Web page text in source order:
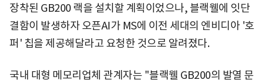
장착된 GB200 랙을 설치할 계획이었으나, 블랙웰에 잇단
결함이 발생하자 오픈AI가 MS에 이전 세대의 엔비디아 '호
퍼' 칩을 제공해달라고 요청한 것으로 알려졌다.
국내 대형 메모리업체 관계자는 "블랙웰 GB200의 발열 문